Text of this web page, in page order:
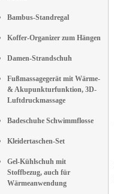
Bambus-Standregal
Koffer-Organizer zum Hängen
Damen-Strandschuh
Fußmassagegerät mit Wärme-
& Akupunkturfunktion, 3D-
Luftdruckmassage
Badeschuhe Schwimmflosse
Kleidertaschen-Set
Gel-Kühlschuh mit
Stoffbezug, auch für
Wärmeanwendung